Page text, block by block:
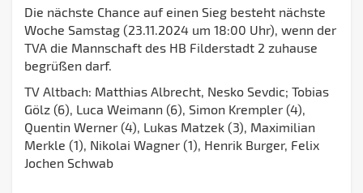
Die nächste Chance auf einen Sieg besteht nächste
Woche Samstag (23.11.2024 um 18:00 Uhr), wenn der
TVA die Mannschaft des HB Filderstadt 2 zuhause
begrüßen darf.
TV Altbach: Matthias Albrecht, Nesko Sevdic; Tobias
Gölz (6), Luca Weimann (6), Simon Krempler (4),
Quentin Werner (4), Lukas Matzek (3), Maximilian
Merkle (1), Nikolai Wagner (1), Henrik Burger, Felix
Jochen Schwab